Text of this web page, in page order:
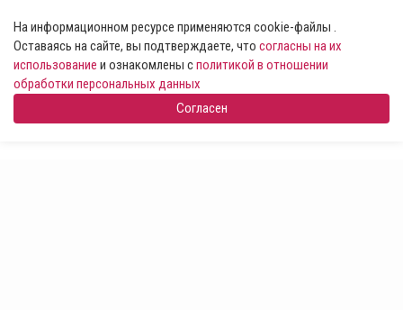
На информационном ресурсе применяются cookie-файлы .
Оставаясь на сайте, вы подтверждаете, что согласны на их
использование и ознакомлены сполитикой в отношении
обработки персональных данных
Согласен